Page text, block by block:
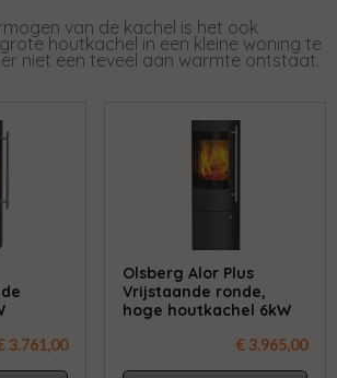
van de kachel is het ook
houtkachel in een kleine woning te
niet een teveel aan warmte ontstaat.
3.761,00
Olsberg Alor Plus
Vrijstaande ronde,
hoge houtkachel 6kW
€ 3.965,00